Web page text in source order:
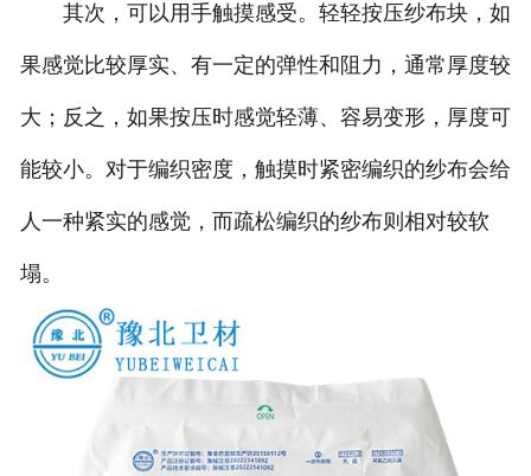
其次，可以用手触摸感受。轻轻按压纱布块，如
果感觉比较厚实、有一定的弹性和阻力，通常厚度较
大；反之，如果按压时感觉轻薄、容易变形，厚度可
能较小。对于编织密度，触摸时紧密编织的纱布会给
人一种紧实的感觉，而疏松编织的纱布则相对较软
塌。